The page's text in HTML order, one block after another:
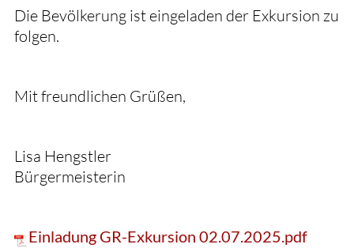
Die Bevölkerung ist eingeladen der Exkursion zu
folgen.
Mit freundlichen Grüßen,
Lisa Hengstler
Bürgermeisterin
Einladung GR-Exkursion 02.07.2025.pdf